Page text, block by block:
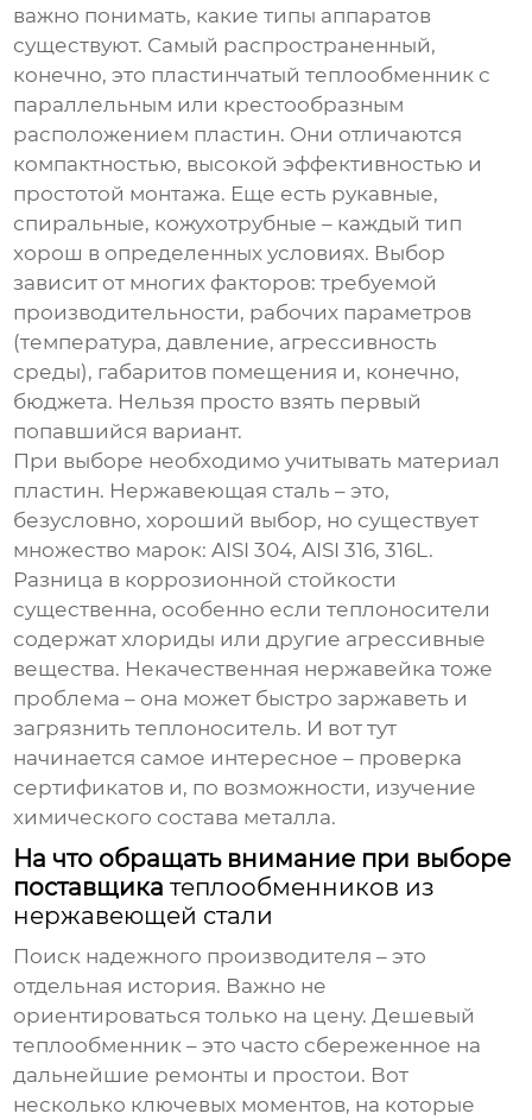
важно понимать, какие типы аппаратов
существуют. Самый распространенный,
конечно, это пластинчатый теплообменник с
параллельным или крестообразным
расположением пластин. Они отличаются
компактностью, высокой эффективностью и
простотой монтажа. Еще есть рукавные,
спиральные, кожухотрубные – каждый тип
хорош в определенных условиях. Выбор
зависит от многих факторов: требуемой
производительности, рабочих параметров
(температура, давление, агрессивность
среды), габаритов помещения и, конечно,
бюджета. Нельзя просто взять первый
попавшийся вариант.
При выборе необходимо учитывать материал
пластин. Нержавеющая сталь – это,
безусловно, хороший выбор, но существует
множество марок: AISI 304, AISI 316, 316L.
Разница в коррозионной стойкости
существенна, особенно если теплоносители
содержат хлориды или другие агрессивные
вещества. Некачественная нержавейка тоже
проблема – она может быстро заржаветь и
загрязнить теплоноситель. И вот тут
начинается самое интересное – проверка
сертификатов и, по возможности, изучение
химического состава металла.
На что обращать внимание при выборе
поставщикатеплообменников из
нержавеющей стали
Поиск надежного производителя – это
отдельная история. Важно не
ориентироваться только на цену. Дешевый
теплообменник – это часто сбереженное на
дальнейшие ремонты и простои. Вот
несколько ключевых моментов, на которые